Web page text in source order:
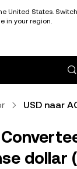
United States.
in your region.
USD naar
dollar